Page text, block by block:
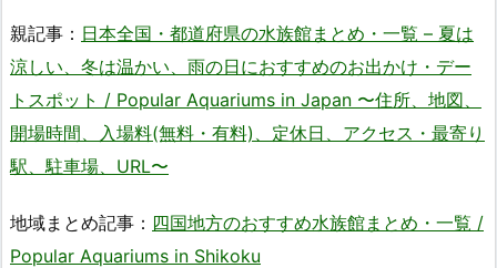
親記事： 日本全国・都道府県の水族館まとめ・一覧 – 夏は
涼しい、冬は温かい、雨の日におすすめのお出かけ・デー
トスポット / Popular Aquariums in Japan 〜住所、地図、
開場時間、入場料(無料・有料)、定休日、アクセス・最寄り
駅、駐車場、URL〜
地域まとめ記事： 四国地方のおすすめ水族館まとめ・一覧 /
Popular Aquariums in Shikoku